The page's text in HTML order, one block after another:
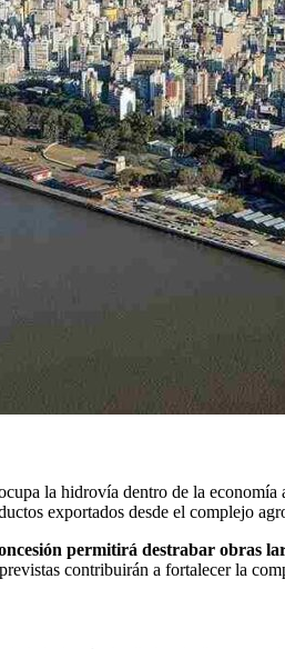
la hidrovía dentro de la economía
exportados desde el complejo
permitirá destrabar obras
contribuirán a fortalecer la